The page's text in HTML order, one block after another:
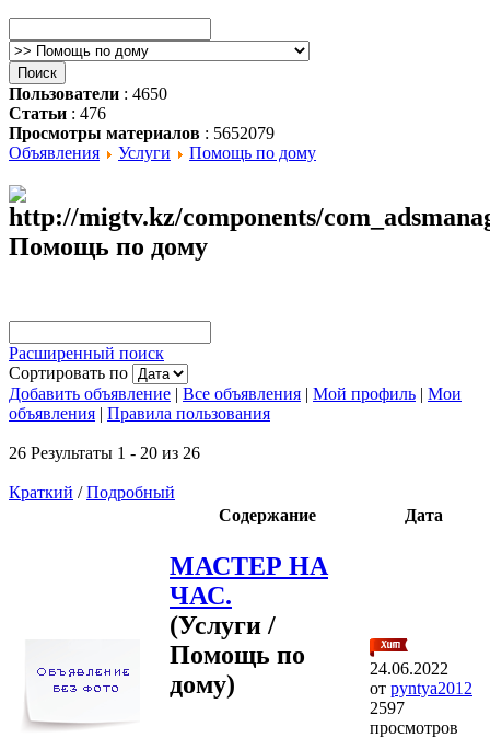
Пользователи : 4650
Статьи : 476
Просмотры материалов : 5652079
Объявления
Услуги Помощь по дому
Помощь по дому
Расширенный поиск
Сортировать по
Добавить объявление | Все объявления | Мой профиль | Мои
объявления | Правила пользования
26 Результаты 1 - 20 из 26
Краткий /Подробный
Содержание
Дата
МАСТЕР НА
ЧАС.
(Услуги /
Помощь по
дому)
24.06.2022
от pyntya2012
2597
просмотров